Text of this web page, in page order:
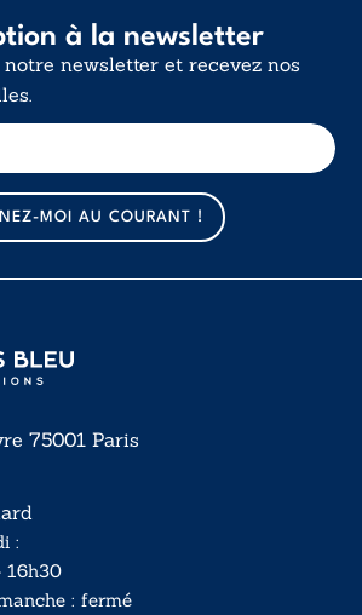
à la newsletter
newsletter et recevez nos
m
a
i
l
MOI AU COURANT !
75001 Paris
:
16h30
: fermé